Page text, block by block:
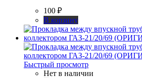
100 ₽
В корзину
Быстрый просмотр
Нет в наличии